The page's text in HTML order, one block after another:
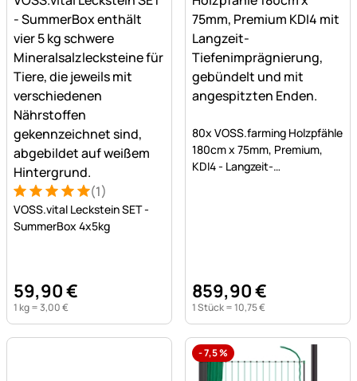
Bewertung: 5 von 5 (1 Bewertungen)
1 Bewertung (1)
VOSS.vital Leckstein SET -
SummerBox 4x5kg
59,90€
1 kg =3,00€
80x VOSS.farming Holzpfähle
180cm x 75mm, Premium,
KDI4 - Langzeit-
859,90€
1 Stück =10,75€
-7,5%